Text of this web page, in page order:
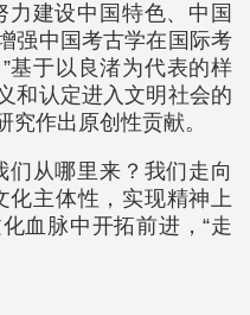
力建设中国特色、中国
强中国考古学在国际考
基于以良渚为代表的样
和认定进入文明社会的
作出原创性贡献。
们从哪里来？我们走向
化主体性，实现精神上
血脉中开拓前进，“走